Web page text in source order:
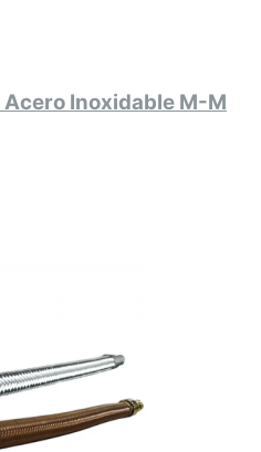
Inoxidable M-M